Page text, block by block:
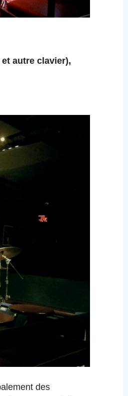
autre clavier),
des